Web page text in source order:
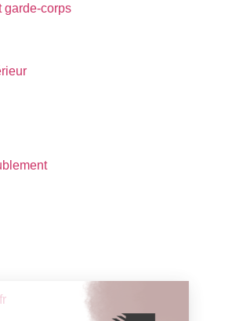
garde-corps